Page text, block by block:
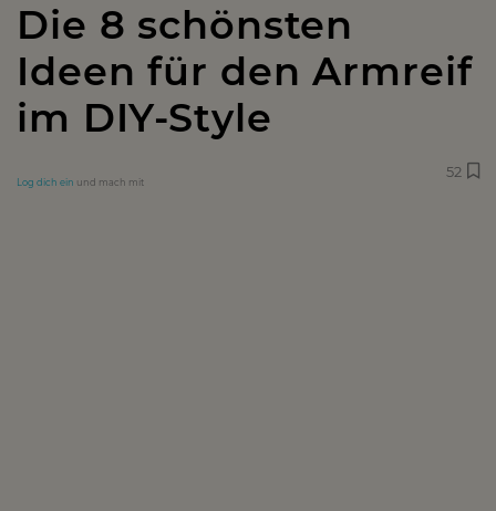
Die 8 schönsten
Ideen für den Armreif
im DIY-Style
Log dich ein und mach mit
52